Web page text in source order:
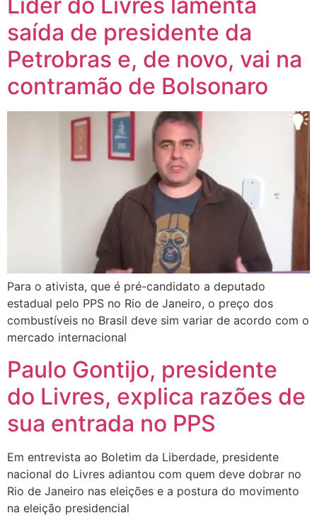
saída de presidente da
Petrobras e, de novo, vai na
contramão de Bolsonaro
Para o ativista, que é pré-candidato a deputado
estadual pelo PPS no Rio de Janeiro, o preço dos
combustíveis no Brasil deve sim variar de acordo com o
mercado internacional
Paulo Gontijo, presidente
do Livres, explica razões de
sua entrada no PPS
Em entrevista ao Boletim da Liberdade, presidente
nacional do Livres adiantou com quem deve dobrar no
Rio de Janeiro nas eleições e a postura do movimento
na eleição presidencial